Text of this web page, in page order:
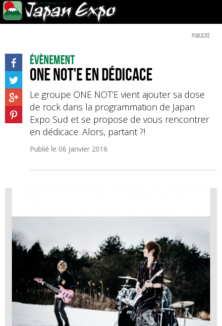
Publicité
Évènement
ONE NOT'E en dédicace
Le groupe ONE NOT’E vient ajouter sa dose
de rock dans la programmation de Japan
Expo Sud et se propose de vous rencontrer
en dédicace. Alors, partant ?!
Publié le 06 janvier 2016